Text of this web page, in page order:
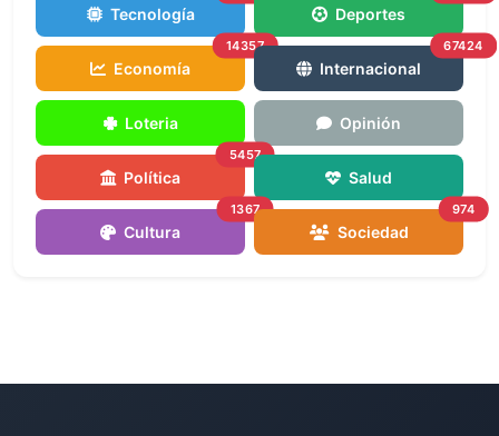
Tecnología Deportes
Economía
14357
Internacional
67424
Loteria Opinión
Política
5457
Salud
Cultura
1367
Sociedad
974